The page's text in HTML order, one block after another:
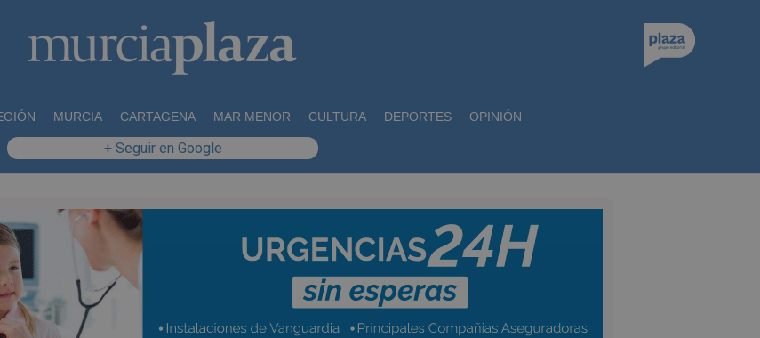
MURCIA CARTAGENA MAR MENOR CULTURA DEPORTES OPINIÓN
+ Seguir en Google